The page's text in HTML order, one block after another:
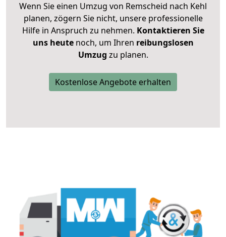
Wenn Sie einen Umzug von Remscheid nach Kehl
planen, zögern Sie nicht, unsere professionelle
Hilfe in Anspruch zu nehmen. Kontaktieren Sie
uns heutenoch, um Ihren reibungslosen
Umzug zu planen.
Kostenlose Angebote erhalten